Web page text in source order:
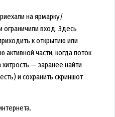
на ярмарку/
вход. Здесь
к открытию или
части, когда поток
— заранее найти
и сохранить скриншот